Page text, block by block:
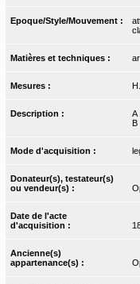
Epoque/Style/Mouvement :
Matières et techniques :
Mesures :
Description :
A
B
Mode d'acquisition :
Donateur(s), testateur(s)
ou vendeur(s) :
Date de l'acte
d'acquisition :
Ancienne(s)
appartenance(s) :